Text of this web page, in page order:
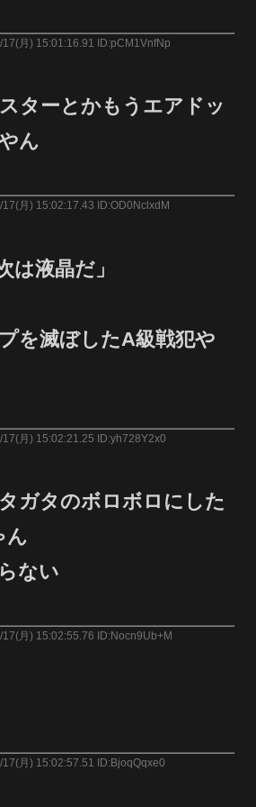
17(月) 15:01:16.91 ID:pCM1VnfNp
ターとかもうエアドッ
ん
月) 15:02:17.43 ID:OD0NclxdM
は液晶だ」
を滅ぼしたA級戦犯や
17(月) 15:02:21.25 ID:yh728Y2x0
ガタのボロボロにした
ん
ない
月) 15:02:55.76 ID:Nocn9Ub+M
月) 15:02:57.51 ID:BjoqQqxe0